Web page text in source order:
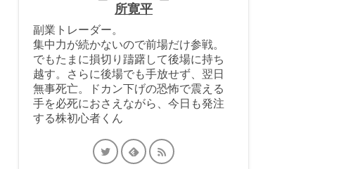
所寛平
副業トレーダー。
集中力が続かないので前場だけ参戦。
でもたまに損切り躊躇して後場に持ち
越す。さらに後場でも手放せず、翌日
無事死亡。ドカン下げの恐怖で震える
手を必死におさえながら、今日も発注
する株初心者くん